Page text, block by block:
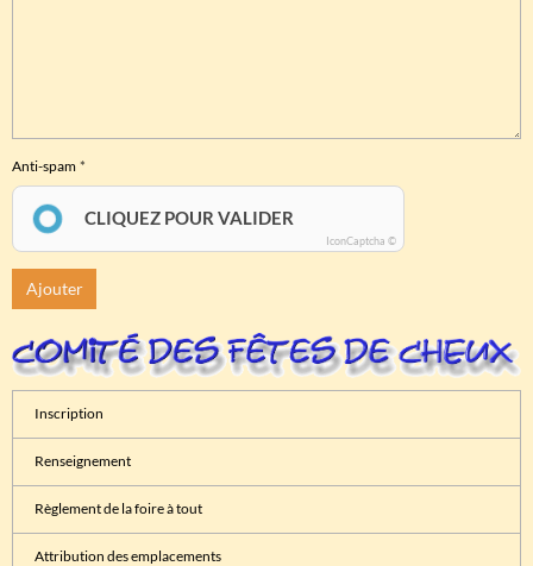
Anti-spam
CLIQUEZ POUR VALIDER
IconCaptcha ©
Ajouter
Inscription
Renseignement
Règlement de la foire à tout
Attribution des emplacements